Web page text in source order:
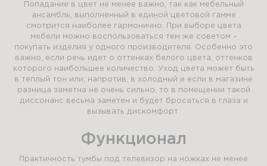
Попадание в цвет не менее важно, так как мебельный
ансамбль, выполненный в единой цветовой гамме
смотрится наиболее гармонично. При выборе цвета
мебели можно воспользоваться тем же советом –
покупать изделия у одного производителя. Особенно это
важно, если речь идет о оттенках белого цвета, оттенков
которого наибольшее количество. Уход цвета может быть
в теплый тон или, напротив, в холодный и если в магазине
разница заметна не очень сильно, то в помещении такой
диссонанс весьма заметен и будет бросаться в глаза и
вызывать дискомфорт.
Функционал
Практичность тумбы под телевизор на ножках не менее